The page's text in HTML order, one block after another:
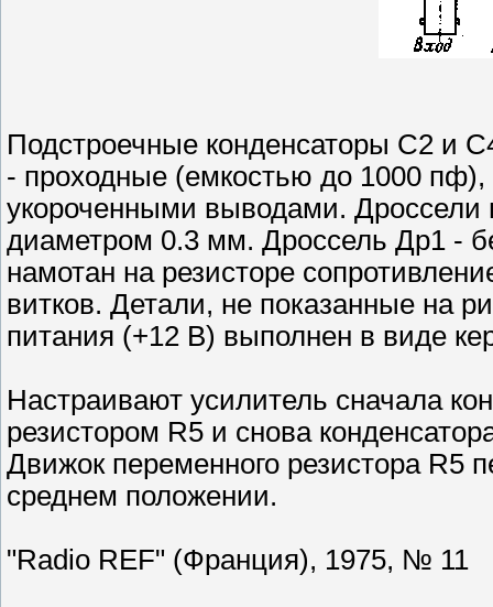
Подстроечные конденсаторы С2 и
- проходные (емкостью до 1000
укороченными выводами.
диаметром 0.3 мм. Дроссель Др1 -
намотан на резисторе
витков. Детали, не показанные на
питания (+12 В) выполнен в виде
Настраивают усилитель сначала
резистором R5 и снова
Движок переменного резистора R5
среднем положении.
"Radio REF" (Франция), 1975, № 11